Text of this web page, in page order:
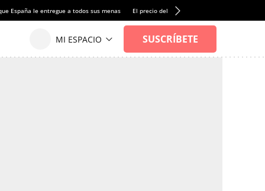
España le entregue a todos sus menas El precio del alquiler de vivienda baja por